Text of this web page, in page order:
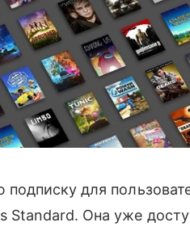
для
Standard. Она уже